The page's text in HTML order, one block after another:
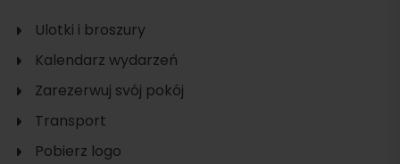
Ulotki i broszury
Kalendarz wydarzeń
Zarezerwuj svój pokój
Transport
Pobierz logo